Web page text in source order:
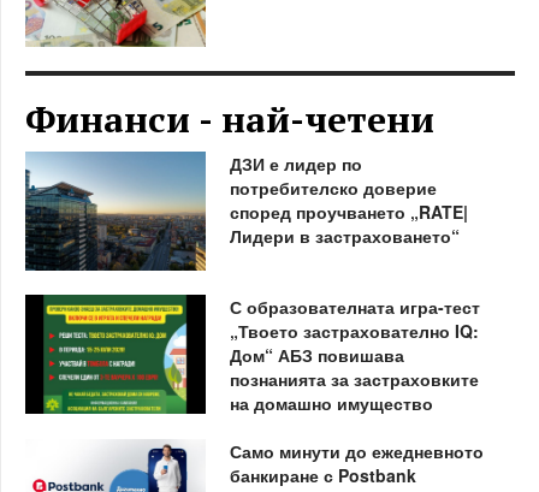
Финанси - най-четени
ДЗИ е лидер по
потребителско доверие
според проучването „RATE|
Лидери в застраховането“
С образователната игра-тест
„Твоето застрахователно IQ:
Дом“ АБЗ повишава
познанията за застраховките
на домашно имущество
Само минути до ежедневното
банкиране с Postbank